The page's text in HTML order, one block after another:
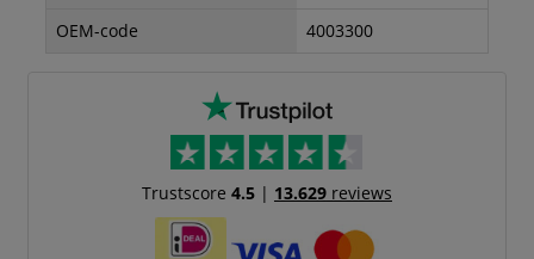
OEM-code
4003300
Trustscore 4.5| 13.629reviews